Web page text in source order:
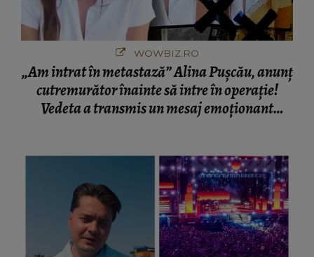
WOWBIZ.RO
„Am intrat în metastază” Alina Pușcău, anunț
cutremurător înainte să intre în operație!
Vedeta a transmis un mesaj emoționant